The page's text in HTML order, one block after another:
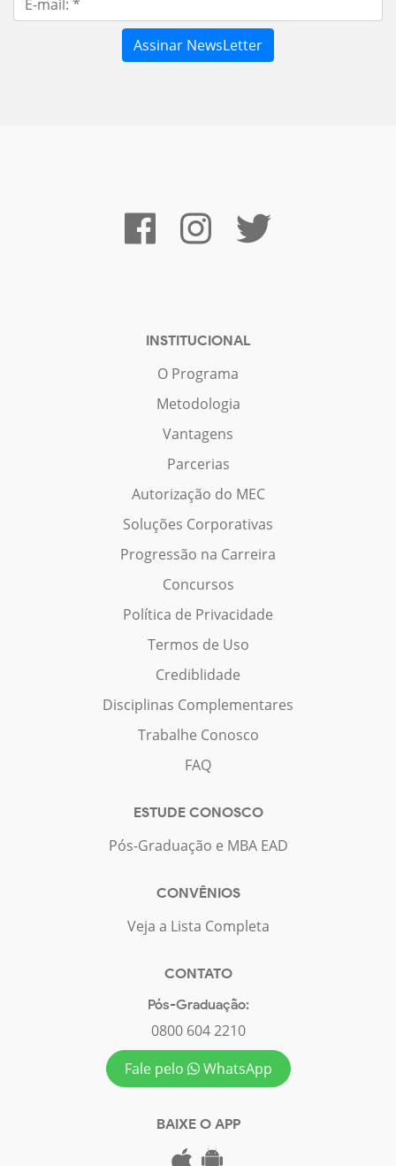
INSTITUCIONAL
O Programa
Metodologia
Vantagens
Parcerias
Autorização do MEC
Soluções Corporativas
Progressão na Carreira
Concursos
Política de Privacidade
Termos de Uso
Crediblidade
Disciplinas Complementares
Trabalhe Conosco
FAQ
ESTUDE CONOSCO
Pós-Graduação e MBA EAD
CONVÊNIOS
Veja a Lista Completa
CONTATO
Pós-Graduação:
0800 604 2210
Fale pelo
WhatsApp
BAIXE O APP